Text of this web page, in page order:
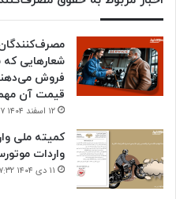
شعارهایی
فروش
قیمت آن
۱۲ اسفند ۱۴۰۴ ۱۵:۱۷
کمیته ملی
واردات موتورسیکلت را از
۱۱ دی ۱۴۰۴ ۰۷:۳۲